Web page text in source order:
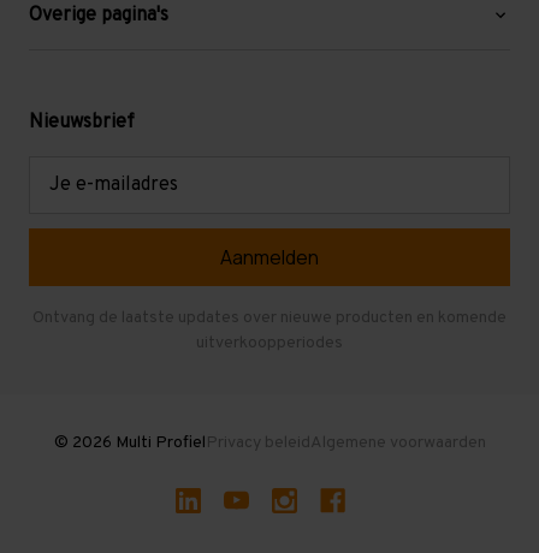
Blog
Levering en afhalen
Overige pagina's
Mezzanine
Gebruikte entresolvloeren
Nieuwsbrief
Ontvang de laatste updates over nieuwe producten en komende
uitverkoopperiodes
© 2026 Multi ProfielPrivacy beleidAlgemene voorwaarden